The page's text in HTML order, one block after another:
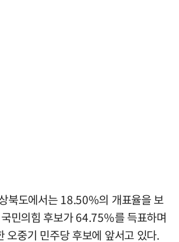
북도에서는 18.50%의 개표율을 보
민의힘 후보가 64.75%를 득표하며
중기 민주당 후보에 앞서고 있다.